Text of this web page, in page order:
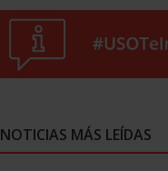
NOTICIAS MÁS LEÍDAS